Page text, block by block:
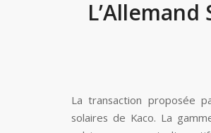
La transaction proposée
solaires de Kaco. La